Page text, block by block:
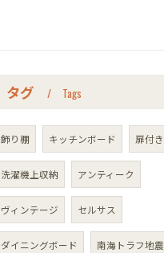
タグ Tags
飾り棚 キッチンボード 扉付き
洗濯機上収納 アンティーク
ヴィンテージ セルサス
ダイニングボード 南海トラフ地震